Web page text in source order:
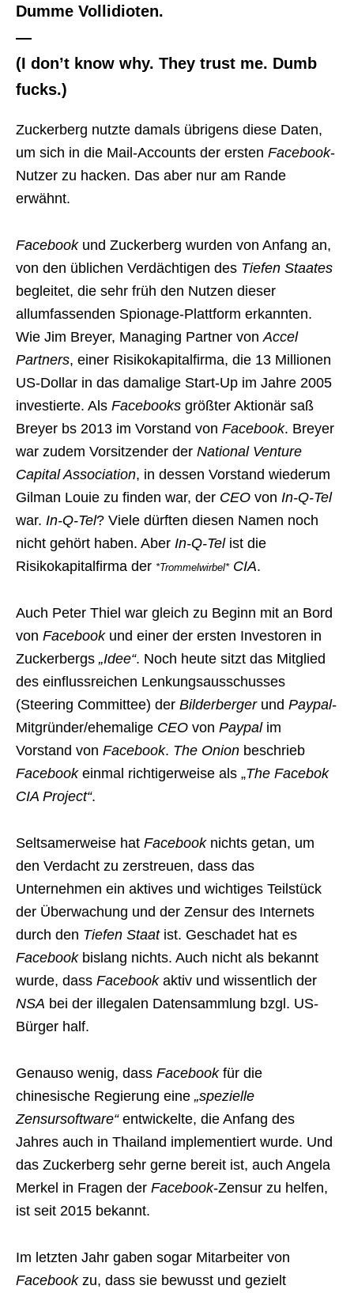
Dumme Vollidioten.
—
(I don’t know why. They trust me. Dumb
fucks.)
Zuckerberg nutzte damals übrigens diese Daten,
um sich in die Mail-Accounts der ersten Facebook-
Nutzer zu hacken. Das aber nur am Rande
erwähnt.
Facebookund Zuckerberg wurden von Anfang an,
von den üblichen Verdächtigen des Tiefen Staates
begleitet, die sehr früh den Nutzen dieser
allumfassenden Spionage-Plattform erkannten.
Wie Jim Breyer, Managing Partner von Accel
Partners, einer Risikokapitalfirma, die 13 Millionen
US-Dollar in das damalige Start-Up im Jahre 2005
investierte. Als Facebooks größter Aktionär saß
Breyer bs 2013 im Vorstand von Facebook. Breyer
war zudem Vorsitzender der National Venture
Capital Association, in dessen Vorstand wiederum
Gilman Louie zu finden war, der CEO von In-Q-Tel
war. In-Q-Tel? Viele dürften diesen Namen noch
nicht gehört haben. Aber In-Q-Telist die
Risikokapitalfirma der *Trommelwirbel*CIA.
Auch Peter Thiel war gleich zu Beginn mit an Bord
von Facebookund einer der ersten Investoren in
Zuckerbergs „Idee“. Noch heute sitzt das Mitglied
des einflussreichen Lenkungsausschusses
(Steering Committee) der Bilderbergerund Paypal-
Mitgründer/ehemalige CEO von Paypalim
Vorstand von Facebook. The Onion beschrieb
Facebookeinmal richtigerweise als „The Facebok
CIA Project“.
Seltsamerweise hat Facebooknichts getan, um
den Verdacht zu zerstreuen, dass das
Unternehmen ein aktives und wichtiges Teilstück
der Überwachung und der Zensur des Internets
durch den Tiefen Staatist. Geschadet hat es
Facebookbislang nichts. Auch nicht als bekannt
wurde, dass Facebookaktiv und wissentlich der
NSA bei der illegalen Datensammlung bzgl. US-
Bürger half.
Genauso wenig, dass Facebookfür die
chinesische Regierung eine „spezielle
Zensursoftware“entwickelte, die Anfang des
Jahres auch in Thailand implementiert wurde. Und
das Zuckerberg sehr gerne bereit ist, auch Angela
Merkel in Fragen der Facebook-Zensur zu helfen,
ist seit 2015 bekannt.
Im letzten Jahr gaben sogar Mitarbeiter von
Facebookzu, dass sie bewusst und gezielt